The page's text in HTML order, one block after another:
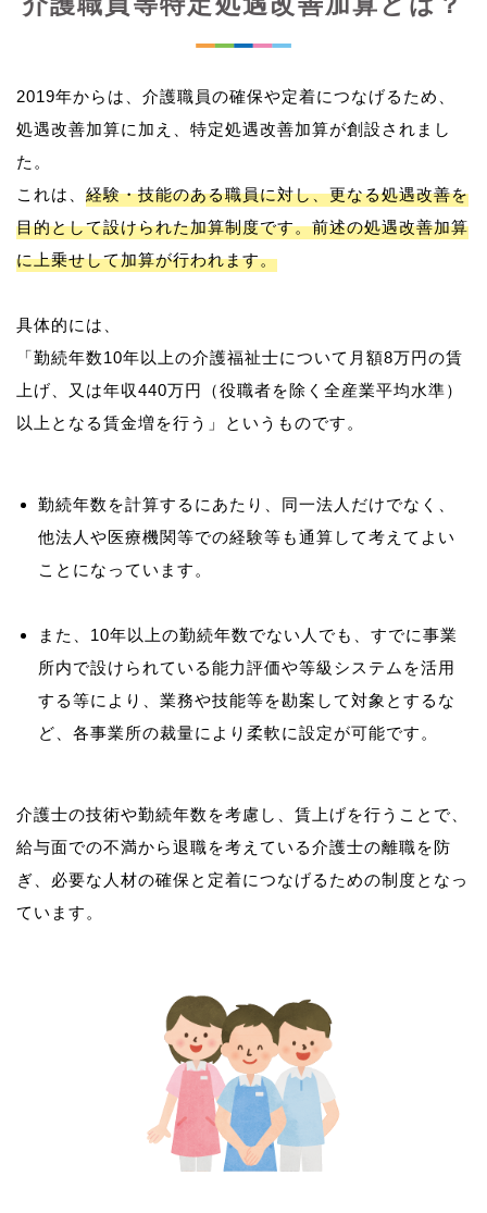
2019年からは、介護職員の確保や定着につなげるため、
処遇改善加算に加え、特定処遇改善加算が創設されまし
た。
これは、 経験・技能のある職員に対し、更なる処遇改善を
目的として設けられた加算制度です。前述の処遇改善加算
に上乗せして加算が行われます。
具体的には、
「勤続年数10年以上の介護福祉士について月額8万円の賃
上げ、又は年収440万円（役職者を除く全産業平均水準）
勤続年数を計算するにあたり、同一法人だけでなく、
他法人や医療機関等での経験等も通算して考えてよい
ことになっています。
また、10年以上の勤続年数でない人でも、すでに事業
所内で設けられている能力評価や等級システムを活用
する等により、業務や技能等を勘案して対象とするな
ど、各事業所の裁量により柔軟に設定が可能です。
介護士の技術や勤続年数を考慮し、賃上げを行うことで、
給与面での不満から退職を考えている介護士の離職を防
ぎ、必要な人材の確保と定着につなげるための制度となっ
ています。